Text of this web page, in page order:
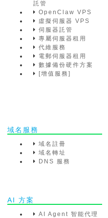
託管
OpenClaw VPS
虛擬伺服器 VPS
伺服器託管
專屬伺服器租用
代維服務
電郵伺服器租用
數據備份硬件方案
[增值服務]
域名服務
域名註冊
域名轉址
DNS 服務
AI 方案
AI Agent 智能代理